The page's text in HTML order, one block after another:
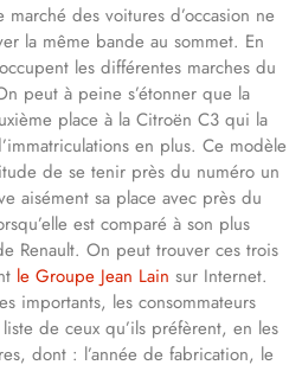
des voitures d’occasion ne
la même bande au sommet. En
les différentes marches du
peut à peine s’étonner que la
place à la Citroën C3 qui la
en plus. Ce modèle
de se tenir près du numéro un
aisément sa place avec près du
est comparé à son plus
Renault. On peut trouver ces trois
le Groupe Jean Lain sur Internet.
importants, les consommateurs
de ceux qu’ils préfèrent, en les
dont : l’année de fabrication, le